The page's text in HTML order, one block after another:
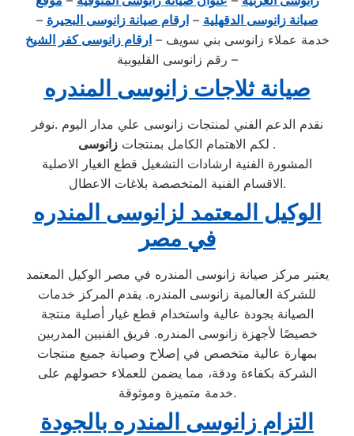
صيانة زانوسى الدقهلية –ارقام صيانة زانوسى البحيرة –
خدمة عملاء زانوسى بني سويف –ارقام زانوسى كفر الشيخ
– رقم زانوسى القليوبية
صيانة ثلاجات زانوسى المندره
نقدم الدعم الفني لمنتجات زانوسى علي مدار اليوم .نوفر
لكم الاهتمام الكامل بمنتجات .
المشورة الفنية ارشادات التشغيل قطع الغيار الاصلية
الاقسام الفنية المتخصصة بلاغات الاعطال.
الوكيل المعتمد لزانوسى المندره
في مصر
يعتبر مركز صيانة زانوسى المندره في مصر الوكيل المعتمد
للشركة العالمية زانوسى المندره. يقدم المركز خدمات
الصيانة بجودة عالية واستخدام قطع غيار أصلية منتجة
خصيصًا لأجهزة زانوسى المندره. فريق الفنيين المدربين
بمهارة عالية متخصص في إصلاح وصيانة جميع منتجات
الشركة بكفاءة ودقة، مما يضمن للعملاء حصولهم على
خدمة متميزة وموثوقة.
التزام زانوسى المندره بالجودة